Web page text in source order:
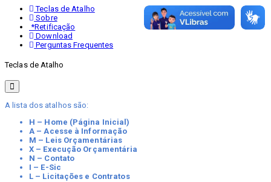
Teclas de Atalho
Sobre
*Retificação
Download
Perguntas Frequentes
Teclas de Atalho
A lista dos atalhos são:
H – Home (Página Inicial)
A – Acesse à Informação
M – Leis Orçamentárias
X – Execução Orçamentária
N – Contato
I – E-Sic
L – Licitações e Contratos